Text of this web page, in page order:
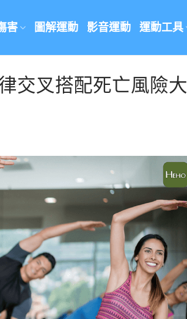
害 圖解運動 影音運動 運動工具
交叉搭配死亡風險大